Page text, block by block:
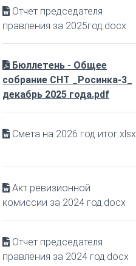
Отчет председателя
правления за 2025год.docx
Бюллетень - Общее
собрание СНТ _Росинка-3_
декабрь 2025 года.pdf
Смета на 2026 год итог.xlsx
Акт ревизионной
комиссии за 2024 год.docx
Отчет председателя
правления за 2024 год.docx